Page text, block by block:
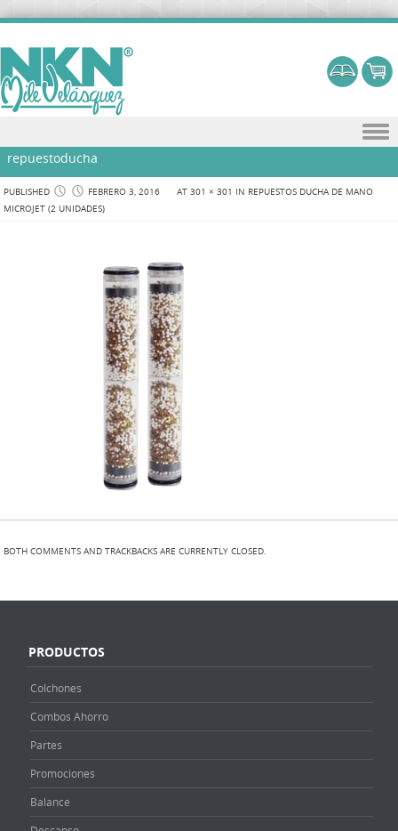
Skip to content
repuestoducha
PUBLISHED FEBRERO 3, 2016 AT 301 × 301 IN REPUESTOS DUCHA DE MANO
MICROJET (2 UNIDADES)
BOTH COMMENTS AND TRACKBACKS ARE CURRENTLY CLOSED.
PRODUCTOS
Colchones
Combos Ahorro
Partes
Promociones
Balance